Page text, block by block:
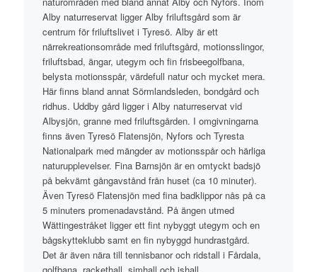
Alby naturreservat ligger Alby friluftsgård som är
centrum för friluftslivet i Tyresö. Alby är ett
närrekreationsområde med friluftsgård, motionsslingor,
friluftsbad, ängar, utegym och fin frisbeegolfbana,
belysta motionsspår, värdefull natur och mycket mera.
Här finns bland annat Sörmlandsleden, bondgård och
ridhus. Uddby gård ligger i Alby naturreservat vid
Albysjön, granne med friluftsgården. I omgivningarna
finns även Tyresö Flatensjön, Nyfors och Tyresta
Nationalpark med mängder av motionsspår och härliga
naturupplevelser. Fina Barnsjön är en omtyckt badsjö
på bekvämt gångavstånd från huset (ca 10 minuter).
Även Tyresö Flatensjön med fina badklippor nås på ca
5 minuters promenadavstånd. På ängen utmed
Wättingestråket ligger ett fint nybyggt utegym och en
bågskytteklubb samt en fin nybyggd hundrastgård.
Det är även nära till tennisbanor och ridstall i Fårdala,